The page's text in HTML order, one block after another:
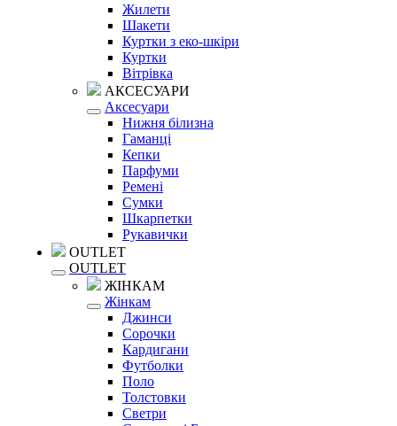
Жилети
Шакети
Куртки з еко-шкіри
Куртки
Вітрівка
АКСЕСУАРИ
Аксесуари
Нижня білизна
Гаманці
Кепки
Парфуми
Ремені
Сумки
Шкарпетки
Рукавички
OUTLET
OUTLET
ЖІНКАМ
Жінкам
Джинси
Сорочки
Кардигани
Футболки
Поло
Толстовки
Светри